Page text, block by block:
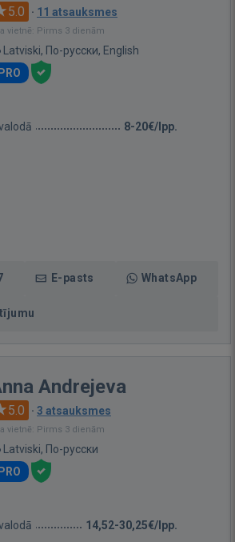
5.0 · 11 atsauksmes
vietnē: Pirms 3 dienām
Latviski, По-русски, English
PRO
8-20€/lpp.
E-pasts WhatsApp
Andrejeva
5.0 · 3 atsauksmes
vietnē: Pirms 3 dienām
Latviski, По-русски
PRO
14,52-30,25€/lpp.